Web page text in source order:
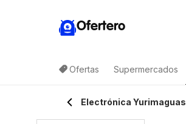
Ofertero
Ofertas Supermercados
Electrónica Yurimaguas